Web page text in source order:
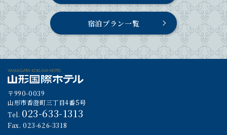
宿泊プラン一覧
〒990-0039
山形市香澄町三丁目4番5号
Tel. 023-633-1313
Fax. 023-626-3318